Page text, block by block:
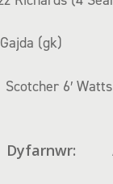
(gk)
6′ Watts 8′
Dyfarnwr: